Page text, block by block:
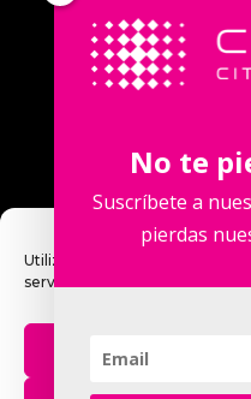
Utilizamos cookies para
servicio.
Contacta
Teléfono: +34 915
No te
Suscríbete a
pierdas